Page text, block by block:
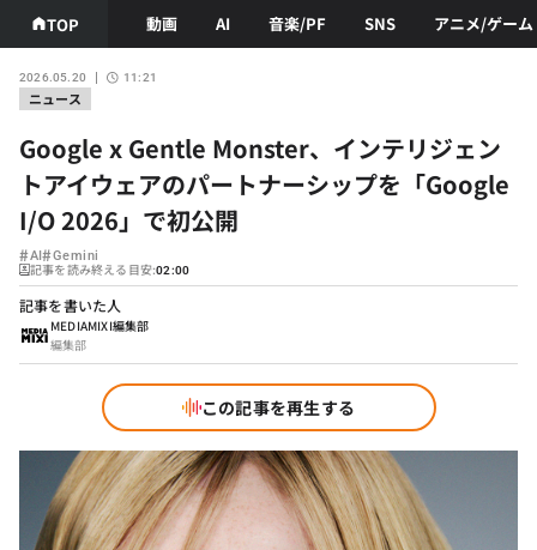
TOP 動画 AI 音楽/PF SNS アニメ/ゲーム
ニュース
2026.05.20 11:21
Google x Gentle Monster、インテリジェン
トアイウェアのパートナーシップを「Google
I/O 2026」で初公開
#AI#Gemini
記事を読み終える目安:02:00
記事を書いた人
MEDIAMIXI編集部
編集部
この記事を再生する